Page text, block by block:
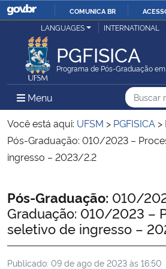
IR
O
COMUNICA BR
Ministério da Justiça e Segurança Pública
Ministério da Defesa
Ministério das Relações Exteriores
Ministério da Economia
Ministério da Agricultura, Pecuária e
Ministério da Educação
LANGUAGES INTERNATIONAL
PGFISICA
Programa de Pós-Graduação
Menu Menu Principal do Sítio
Busca
Busca:
Você está aqui: UFSM > PGFISICA >
Pós-Graduação: 010/2023 –
ingresso – 2023/2.2
Início do conteúdo
Pós-Graduação: 010/
Graduação: 010/2023 –
seletivo de ingresso –
Publicado: 09 de ago de 2023 às 16:50